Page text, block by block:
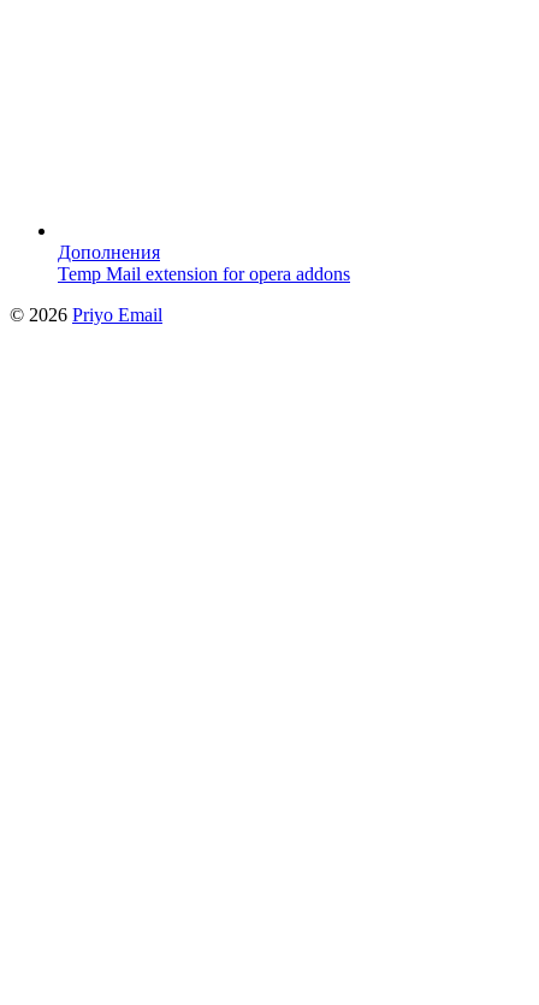
Дополнения
Temp Mail extension for opera addons
© 2026 Priyo Email